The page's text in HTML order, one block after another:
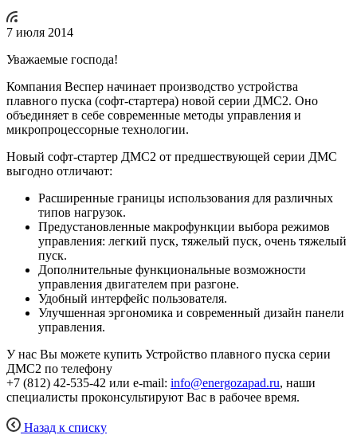
7 июля 2014
Уважаемые господа!
Компания Веспер начинает производство устройства
плавного пуска (софт-стартера) новой серии ДМС2. Оно
объединяет в себе современные методы управления и
микропроцессорные технологии.
Новый софт-стартер ДМС2 от предшествующей серии ДМС
выгодно отличают:
Расширенные границы использования для различных
типов нагрузок.
Предустановленные макрофункции выбора режимов
управления: легкий пуск, тяжелый пуск, очень тяжелый
пуск.
Дополнительные функциональные возможности
управления двигателем при разгоне.
Удобный интерфейс пользователя.
Улучшенная эргономика и современный дизайн панели
управления.
У нас Вы можете купить Устройство плавного пуска серии
ДМС2 по телефону
+7 (812) 42-535-42 или e-mail: info@energozapad.ru, наши
специалисты проконсультируют Вас в рабочее время.
Назад к списку